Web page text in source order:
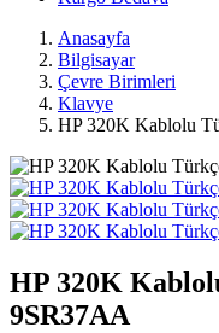
Anasayfa
Bilgisayar
Çevre Birimleri
Klavye
HP 320K Kablolu
HP 320K
9SR37AA